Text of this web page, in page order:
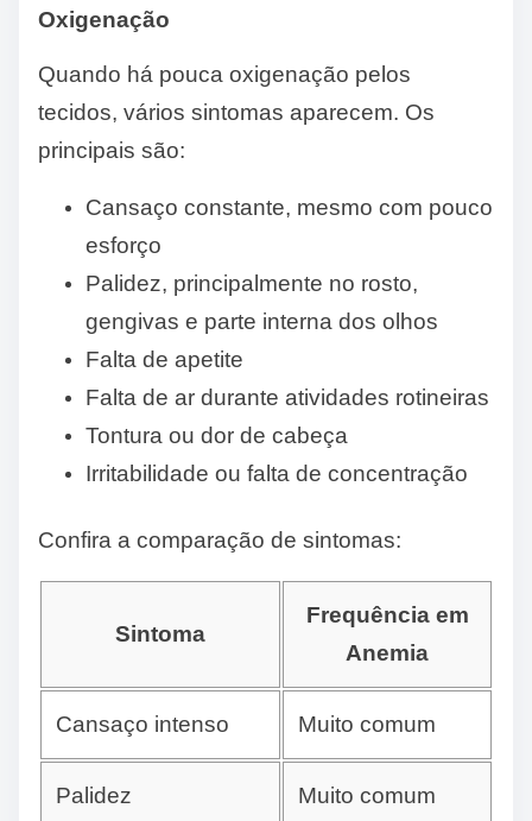
Oxigenação
Quando há pouca oxigenação pelos
tecidos, vários sintomas aparecem. Os
principais são:
Cansaço constante, mesmo com pouco
esforço
Palidez, principalmente no rosto,
gengivas e parte interna dos olhos
Falta de apetite
Falta de ar durante atividades rotineiras
Tontura ou dor de cabeça
Irritabilidade ou falta de concentração
Confira a comparação de sintomas:
Sintoma
Frequência em
Anemia
Cansaço intenso Muito comum
Palidez Muito comum